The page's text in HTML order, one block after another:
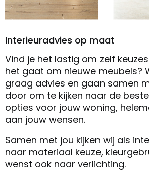
Interieuradvies op maat
Vind je het lastig om zelf
het gaat om nieuwe meubels?
graag advies en gaan samen
door om te kijken naar de
opties voor jouw woning,
aan jouw wensen.
Samen met jou kijken wij als
naar materiaal keuze,
wenst ook naar verlichting.